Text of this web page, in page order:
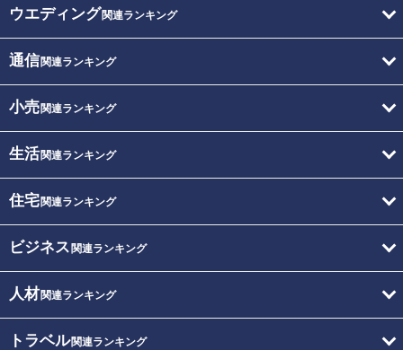
ウエディング関連ランキング
通信関連ランキング
小売関連ランキング
生活関連ランキング
住宅関連ランキング
ビジネス 関連ランキング
人材関連ランキング
トラベル関連ランキング